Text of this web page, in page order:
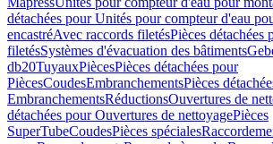
détachées pour Unités pour compteur d'eau
encastréAvec raccords filetésPièces détachées
filetésSystèmes d'évacuation des bâtiments
db20TuyauxPiècesPièces détachées pour
PiècesCoudesEmbranchementsPièces
EmbranchementsRéductionsOuvertures de
détachées pour Ouvertures de nettoyagePièces
SuperTubeCoudesPièces spéciales